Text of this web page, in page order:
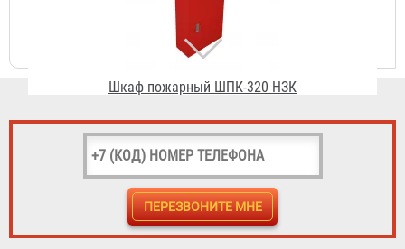
Рукав РПК (В) д. 50 мм с головкой ГР-50АП и стволом
РС-50.01А
1 295 ₽